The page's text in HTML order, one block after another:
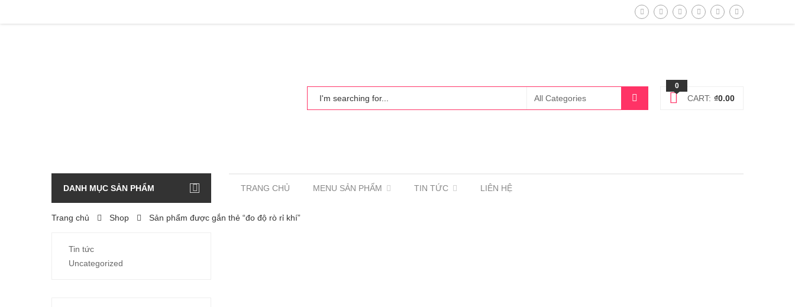
0
CART: ₫0.00
DANH MỤC SẢN PHẨM TRANG CHỦ MENU SẢN PHẨM TIN TỨC LIÊN HỆ
Trang chủ Shop Sản phẩm được gắn thẻ “đo độ rò rỉ khí”
Tin tức
Uncategorized